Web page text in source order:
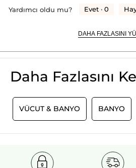
İçermez,Vegan
Yardımcı oldu mu? Evet · 0
DAHA FAZLASINI
Daha Fazlasını
VÜCUT & BANYO BANYO